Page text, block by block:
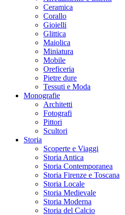
Ceramica
Corallo
Gioielli
Glittica
Maiolica
Miniatura
Mobile
Oreficeria
Pietre dure
Tessuti e Moda
Monografie
Architetti
Fotografi
Pittori
Scultori
Storia
Scoperte e Viaggi
Storia Antica
Storia Contemporanea
Storia Firenze e Toscana
Storia Locale
Storia Medievale
Storia Moderna
Storia del Calcio